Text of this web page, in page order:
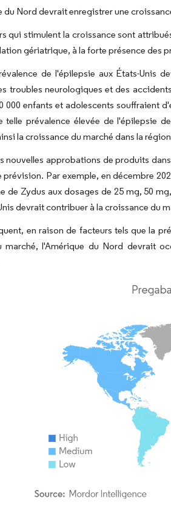
du Nord devrait enregistrer une
qui stimulent la croissance sont
gériatrique, à la forte présence des
de l'épilepsie aux États-Unis
troubles neurologiques et des
000 enfants et adolescents souffraient
telle prévalence élevée de l'épilepsie
la croissance du marché dans la
nouvelles approbations de produits
Par exemple, en décembre
de Zydus aux dosages de 25 mg, 50
devrait contribuer à la croissance du
en raison de facteurs tels que la
marché, l'Amérique du Nord devrait